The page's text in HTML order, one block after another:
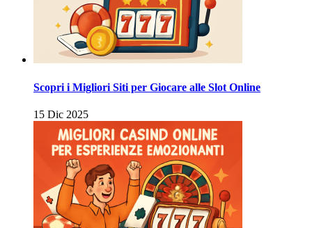
Scopri i Migliori Siti per Giocare alle Slot Online
15 Dic 2025